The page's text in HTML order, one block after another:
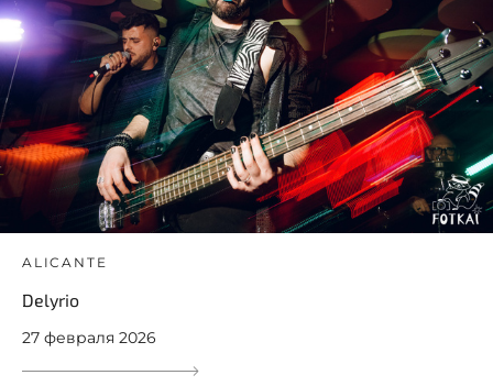
ALICANTE
Delyrio
27 февраля 2026